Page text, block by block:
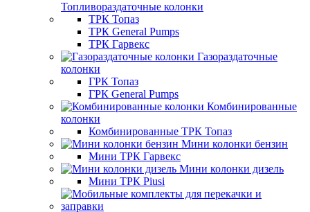
Топливораздаточные колонки
ТРК Топаз
ТРК General Pumps
ТРК Гарвекс
Газораздаточные
колонки
ГРК Топаз
ГРК General Pumps
Комбинированные
колонки
Комбинированные ТРК Топаз
Мини колонки бензин
Мини ТРК Гарвекс
Мини колонки дизель
Мини ТРК Piusi